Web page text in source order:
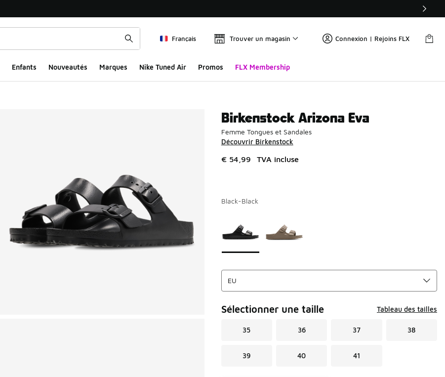
Français Trouver un magasin Connexion | Rejoins FLX
Enfants Nouveautés Marques Nike Tuned Air Promos FLX Membership
Birkenstock Arizona Eva
Femme Tongues et Sandales
Découvrir Birkenstock
€ 54,99 TVA incluse
Black-Black
Sélectionner une taille Tableau des tailles
35 36 37 38
39 40 41